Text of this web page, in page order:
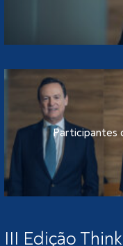
Participantes
III Edição